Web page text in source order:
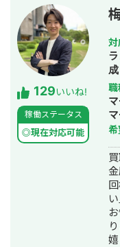
です。
を
す。 ■実績■
129いいね!
稼働ステータス
◎現在対応可能
対
職
嬉し